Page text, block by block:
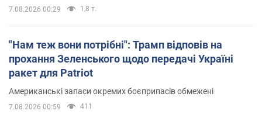
7.08.2026 00:29 1,8 т.
"Нам теж вони потрібні": Трамп відповів на
прохання Зеленського щодо передачі Україні
ракет для Patriot
Американські запаси окремих боєприпасів обмежені
7.08.2026 00:59 411